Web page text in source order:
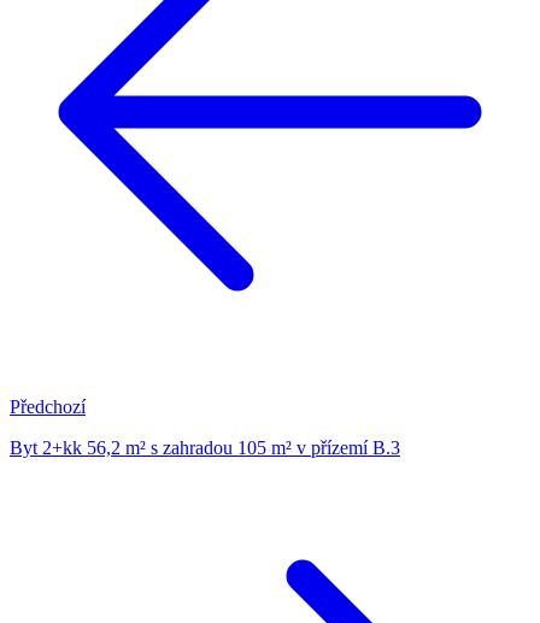
Předchozí
Byt 2+kk 56,2 m² s zahradou 105 m² v přízemí B.3